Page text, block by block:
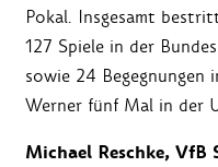
Pokal. Insgesamt
127 Spiele in der
sowie 24 Begegnungen
Werner fünf Mal in der
Michael Reschke,